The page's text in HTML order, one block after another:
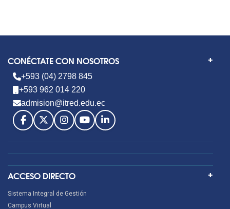
CONÉCTATE CON NOSOTROS
+593 (04) 2798 845
+593 962 014 220
admision@itred.edu.ec
ACCESO DIRECTO
Sistema Integral de Gestión
Campus Virtual